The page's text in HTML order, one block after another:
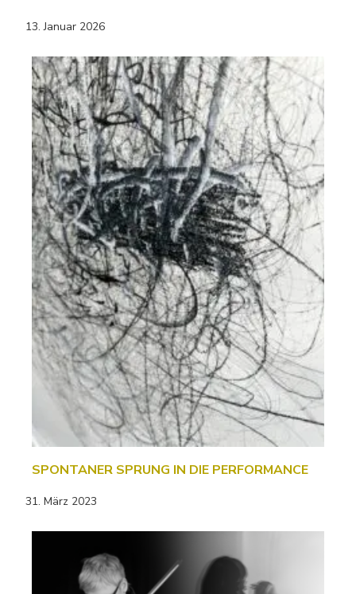
13. Januar 2026
SPONTANER SPRUNG IN DIE PERFORMANCE
31. März 2023